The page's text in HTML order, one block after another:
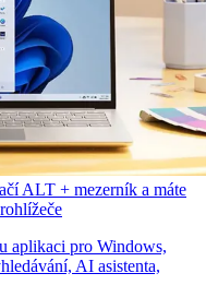
ALT + mezerník a máte
aplikaci pro Windows,
AI asistenta,